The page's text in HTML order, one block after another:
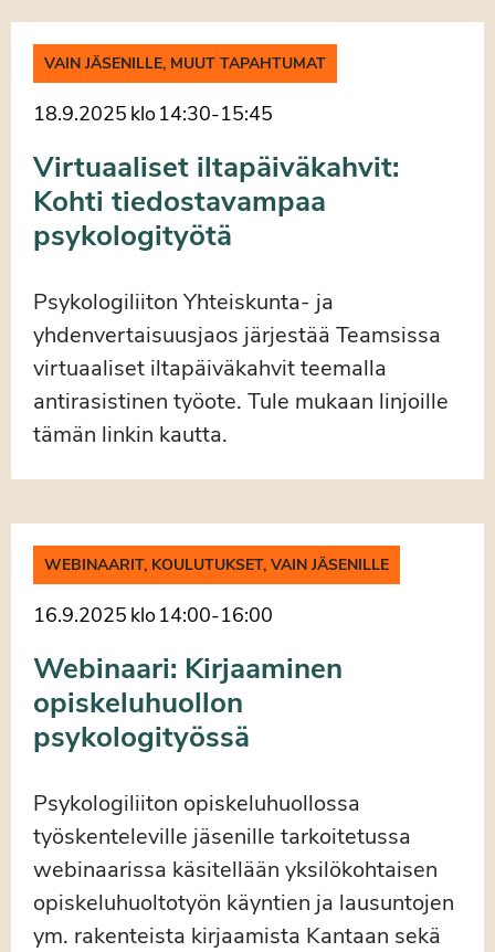
VAIN JÄSENILLE, MUUT TAPAHTUMAT
18.9.2025 klo14:30-15:45
Virtuaaliset iltapäiväkahvit:
Kohti tiedostavampaa
psykologityötä
Psykologiliiton Yhteiskunta- ja
yhdenvertaisuusjaos järjestää Teamsissa
virtuaaliset iltapäiväkahvit teemalla
antirasistinen työote. Tule mukaan linjoille
tämän linkin kautta.
WEBINAARIT, KOULUTUKSET, VAIN JÄSENILLE
16.9.2025 klo14:00-16:00
Webinaari: Kirjaaminen
opiskeluhuollon
psykologityössä
Psykologiliiton opiskeluhuollossa
työskenteleville jäsenille tarkoitetussa
webinaarissa käsitellään yksilökohtaisen
opiskeluhuoltotyön käyntien ja lausuntojen
ym. rakenteista kirjaamista Kantaan sekä